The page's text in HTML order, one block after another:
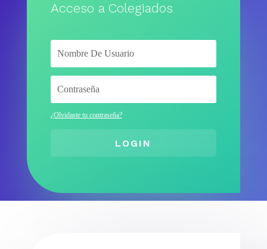
Acceso a Colegiados
¿Olvidaste tu contraseña?
LOGIN